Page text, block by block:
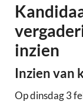
inzien
Inzien van
Op dinsdag 3